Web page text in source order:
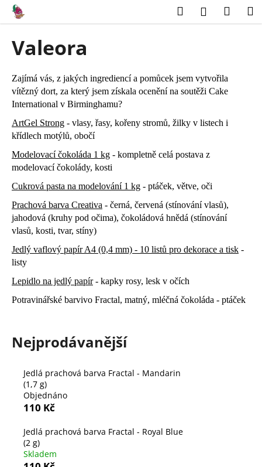
Přejít
obsah
HledatPřihlášení
Valeora
Zajímá vás, z jakých ingrediencí a pomůcek jsem vytvořila
vítězný dort, za který jsem získala ocenění na soutěži Cake
International v Birminghamu?
ArtGel Strong - vlasy, řasy, kořeny stromů, žilky v listech i
křídlech motýlů, obočí
Modelovací čokoláda 1 kg - kompletně celá postava z
modelovací čokolády, kosti
Cukrová pasta na modelování 1 kg - ptáček, větve, oči
Prachová barva Creativa - černá, červená (stínování vlasů),
jahodová (kruhy pod očima), čokoládová hnědá (stínování
vlasů, kosti, tvar, stíny)
Jedlý vaflový papír A4 (0,4 mm) - 10 listů pro dekorace a tisk -
listy
Lepidlo na jedlý papír- kapky rosy, lesk v očích
Potravinářské barvivo Fractal, matný, mléčná čokoláda - ptáček
Nejprodávanější
Jedlá prachová barva Fractal - Mandarin
(1,7 g)
Objednáno
110 Kč
Jedlá prachová barva Fractal - Royal Blue
(2 g)
Skladem
o
o
p
o
t
ř
e
b
u
j
e
t
e
n
a
j
í
?